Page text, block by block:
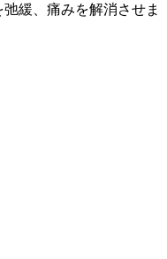
緩、痛みを解消させま